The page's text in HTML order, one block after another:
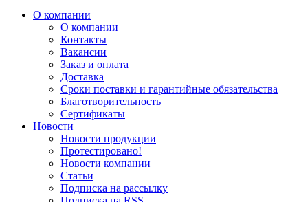
О компании
О компании
Контакты
Вакансии
Заказ и оплата
Доставка
Сроки поставки и гарантийные обязательства
Благотворительность
Сертификаты
Новости
Новости продукции
Протестировано!
Новости компании
Статьи
Подписка на рассылку